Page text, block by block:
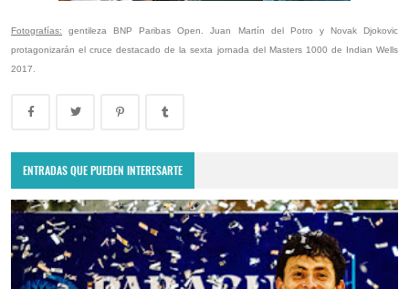
Fotografías: gentileza BNP Paribas Open. Juan Martín del Potro y Novak Djokovic
protagonizarán el cruce destacado de la sexta jornada del Masters 1000 de Indian Wells
2017.
ENTRADAS QUE PUEDEN INTERESARTE